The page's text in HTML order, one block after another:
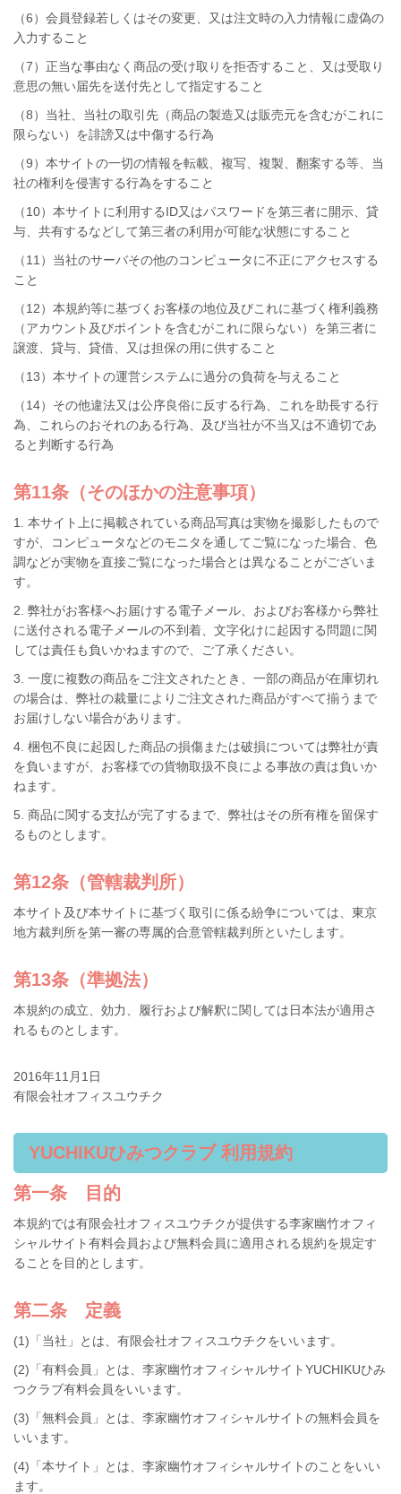
（6）会員登録若しくはその変更、又は注文時の入力情報に虚偽の
入力すること
（7）正当な事由なく商品の受け取りを拒否すること、又は受取り
意思の無い届先を送付先として指定すること
（8）当社、当社の取引先（商品の製造又は販売元を含むがこれに
限らない）を誹謗又は中傷する行為
（9）本サイトの一切の情報を転載、複写、複製、翻案する等、当
社の権利を侵害する行為をすること
（10）本サイトに利用するID又はパスワードを第三者に開示、貸
与、共有するなどして第三者の利用が可能な状態にすること
（11）当社のサーバその他のコンピュータに不正にアクセスする
こと
（12）本規約等に基づくお客様の地位及びこれに基づく権利義務
（アカウント及びポイントを含むがこれに限らない）を第三者に
譲渡、貸与、貸借、又は担保の用に供すること
（13）本サイトの運営システムに過分の負荷を与えること
（14）その他違法又は公序良俗に反する行為、これを助長する行
為、これらのおそれのある行為、及び当社が不当又は不適切であ
ると判断する行為
第11条（そのほかの注意事項）
1. 本サイト上に掲載されている商品写真は実物を撮影したもので
すが、コンピュータなどのモニタを通してご覧になった場合、色
調などが実物を直接ご覧になった場合とは異なることがございま
す。
2. 弊社がお客様へお届けする電子メール、およびお客様から弊社
に送付される電子メールの不到着、文字化けに起因する問題に関
しては責任も負いかねますので、ご了承ください。
3. 一度に複数の商品をご注文されたとき、一部の商品が在庫切れ
の場合は、弊社の裁量によりご注文された商品がすべて揃うまで
お届けしない場合があります。
4. 梱包不良に起因した商品の損傷または破損については弊社が責
を負いますが、お客様での貨物取扱不良による事故の責は負いか
ねます。
5. 商品に関する支払が完了するまで、弊社はその所有権を留保す
るものとします。
第12条（管轄裁判所）
本サイト及び本サイトに基づく取引に係る紛争については、東京
地方裁判所を第一審の専属的合意管轄裁判所といたします。
第13条（準拠法）
本規約の成立、効力、履行および解釈に関しては日本法が適用さ
れるものとします。
2016年11月1日
有限会社オフィスユウチク
YUCHIKUひみつクラブ 利用規約
第一条 目的
本規約では有限会社オフィスユウチクが提供する李家幽竹オフィ
シャルサイト有料会員および無料会員に適用される規約を規定す
ることを目的とします。
第二条 定義
(1)「当社」とは、有限会社オフィスユウチクをいいます。
(2)「有料会員」とは、李家幽竹オフィシャルサイトYUCHIKUひみ
つクラブ有料会員をいいます。
(3)「無料会員」とは、李家幽竹オフィシャルサイトの無料会員を
いいます。
(4)「本サイト」とは、李家幽竹オフィシャルサイトのことをいい
ます。